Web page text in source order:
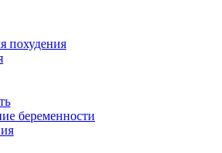
похудения
беременности